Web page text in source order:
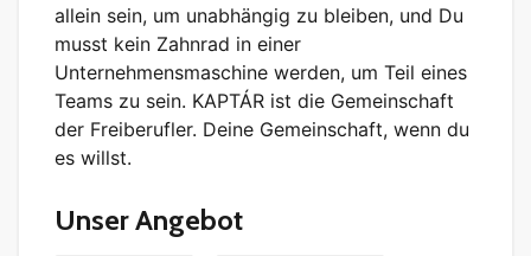
allein sein, um unabhängig zu bleiben, und Du
musst kein Zahnrad in einer
Unternehmensmaschine werden, um Teil eines
Teams zu sein. KAPTÁR ist die Gemeinschaft
der Freiberufler. Deine Gemeinschaft, wenn du
es willst.
Unser Angebot